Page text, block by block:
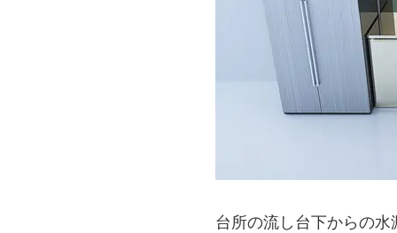
台所の流し台下からの